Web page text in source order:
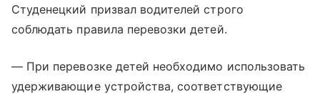
Студенецкий призвал водителей строго
соблюдать правила перевозки детей.
— При перевозке детей необходимо использовать
удерживающие устройства, соответствующие